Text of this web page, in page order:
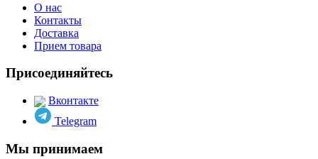
О нас
Контакты
Доставка
Прием товара
Присоединяйтесь
Вконтакте
Telegram
Мы принимаем